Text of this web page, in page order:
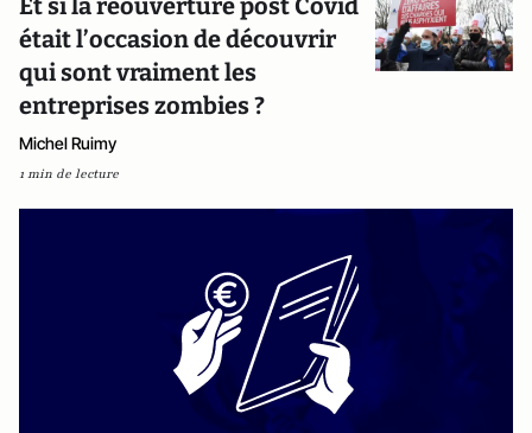
Et si la réouverture post Covid
était l’occasion de découvrir
qui sont vraiment les
entreprises zombies ?
Michel Ruimy
1 min de lecture